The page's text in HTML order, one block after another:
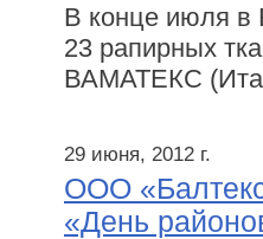
В конце июля в
23 рапирных
ВАМАТЕКС
29 июня, 2012 г.
ООО
«День